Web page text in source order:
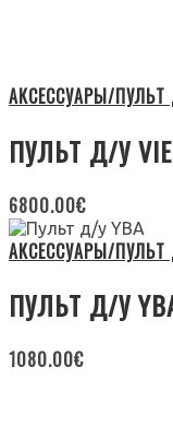
АКСЕССУАРЫ/
ПУЛЬТ Д/У
6800.00€
АКСЕССУАРЫ/
ПУЛЬТ Д/У
1080.00€